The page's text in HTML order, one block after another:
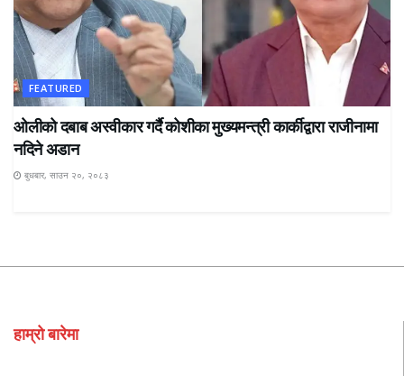
FEATURED
ओलीको दबाब अस्वीकार गर्दै कोशीका मुख्यमन्त्री कार्कीद्वारा राजीनामा
नदिने अडान
बुधबार, साउन २०, २०८३
हाम्रो बारेमा